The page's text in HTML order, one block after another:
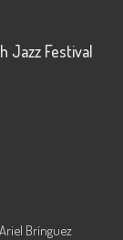
Jazz Festival
Ariel Brínguez